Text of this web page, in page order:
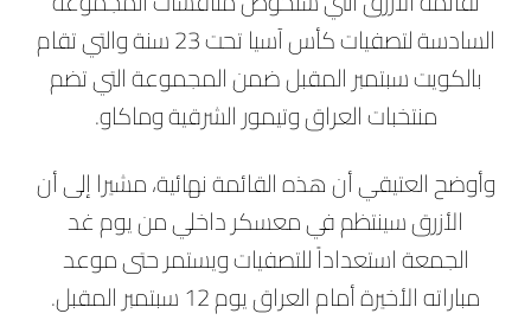
السادسة لتصفيات كأس آسيا تحت 23 سنة والتي تقام
بالكويت سبتمبر المقبل ضمن المجموعة التي تضم
منتخبات العراق وتيمور الشرقية وماكاو.
وأوضح العتيقي أن هذه القائمة نهائية، مشيرا إلى أن
الأزرق سينتظم في معسكر داخلي من يوم غد
الجمعة استعداداً للتصفيات ويستمر حتى موعد
مباراته الأخيرة أمام العراق يوم 12 سبتمبر المقبل.